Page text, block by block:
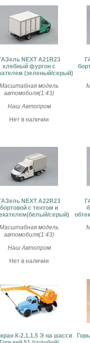
NEXT A21R23
хлебный фургон с
(зеленый/серый)
Масштабная модель
автомобиля(1:43)
Наш Автопром
Нет в наличии
NEXT A22R23
бортовой c тентом и
серый)
Масштабная модель
автомобиля(1:43)
Наш Автопром
Нет в наличии
К-2.1.1.5 Э на шасси